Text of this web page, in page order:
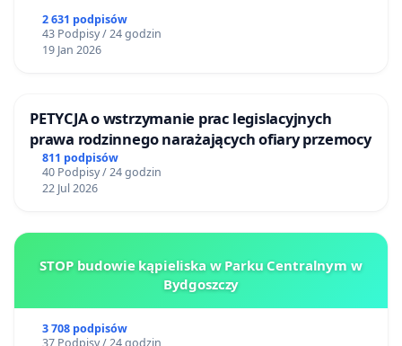
2 631 podpisów
43 Podpisy / 24 godzin
19 Jan 2026
PETYCJA o wstrzymanie prac legislacyjnych
prawa rodzinnego narażających ofiary przemocy
811 podpisów
40 Podpisy / 24 godzin
22 Jul 2026
STOP budowie kąpieliska w Parku Centralnym w
Bydgoszczy
3 708 podpisów